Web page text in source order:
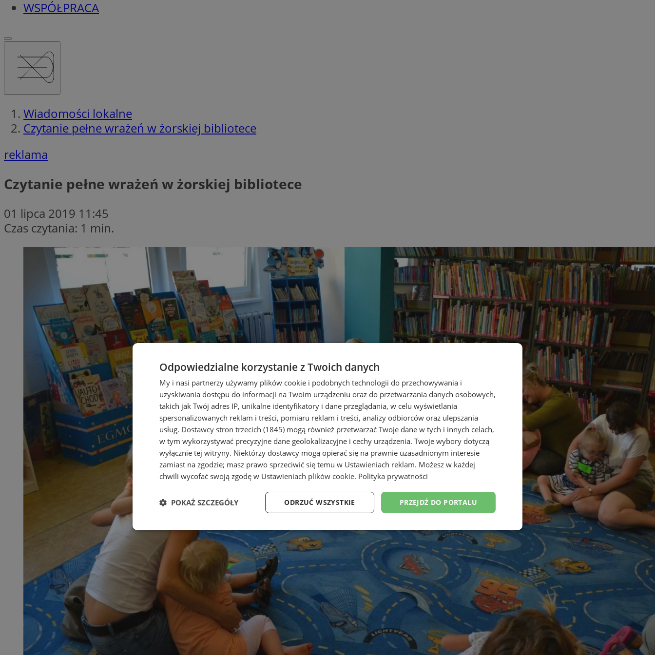
WSPÓŁPRACA
Wiadomości lokalne
Czytanie pełne wrażeń w żorskiej bibliotece
reklama
Czytanie pełne wrażeń w żorskiej bibliotece
01 lipca 2019 11:45
Czas czytania: 1 min.
Odpowiedzialne korzystanie z Twoich danych
My i nasi partnerzy używamy plików cookie i podobnych technologii do przechowywania i
uzyskiwania dostępu do informacji na Twoim urządzeniu oraz do przetwarzania danych osobowych,
takich jak Twój adres IP, unikalne identyfikatory i dane przeglądania, w celu wyświetlania
spersonalizowanych reklam i treści, pomiaru reklam i treści, analizy odbiorców oraz ulepszania
usług. Dostawcy stron trzecich (1845) mogą również przetwarzać Twoje dane w tych i innych celach,
w tym wykorzystywać precyzyjne dane geolokalizacyjne i cechy urządzenia. Twoje wybory dotyczą
wyłącznie tej witryny. Niektórzy dostawcy mogą opierać się na prawnie uzasadnionym interesie
zamiast na zgodzie; masz prawo sprzeciwić się temu w Ustawieniach reklam. Możesz w każdej
chwili wycofać swoją zgodę w Ustawieniach plików cookie. Polityka prywatności
PRZEJDŹ DO PORTALU
ODRZUĆ WSZYSTKIE
POKAŻ SZCZEGÓŁY
Niezbędne Wydajność Targetowanie Funkcjonalność Niesklasyfikowane
Niezbędne Wydajność Targetowanie Funkcjonalność Niesklasyfikowane
Niezbędne pliki cookie umożliwiają korzystanie z podstawowych funkcji strony internetowej, takich jak logowanie użytkownika i
zarządzanie kontem. Bez niezbędnych plików cookie nie można prawidłowo korzystać ze strony internetowej.
Nazwa Provider Domena
przechowywania
Opis